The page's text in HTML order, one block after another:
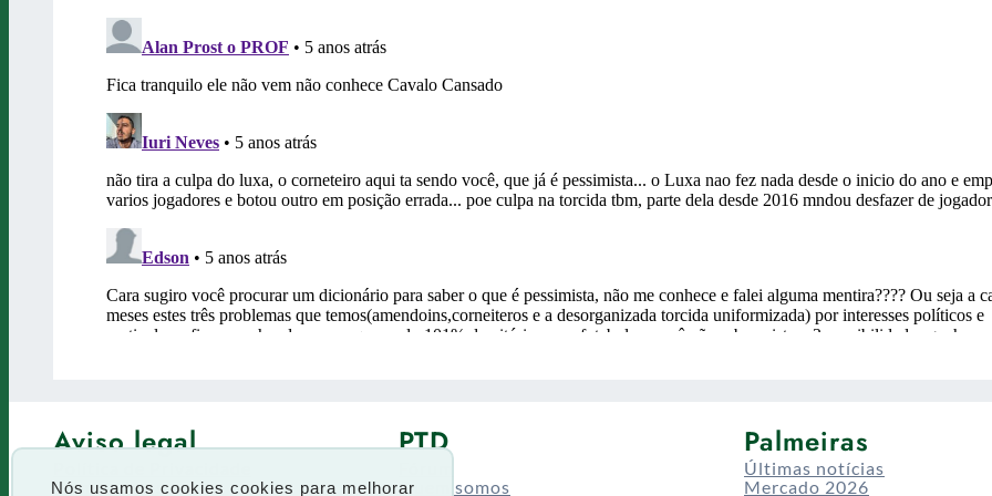
Nós usamos cookies cookies para melhorar
Aviso legal
Termos de uso
PTD
Quem somos
Palmeiras
Últimas notícias
Mercado 2026